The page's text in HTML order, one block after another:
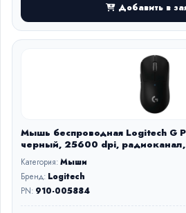
Добавить в
Мышь беспроводная Logitech G
черный, 25600 dpi, радиоканал,
Категория:Мыши
Бренд: Logitech
PN: 910-005884